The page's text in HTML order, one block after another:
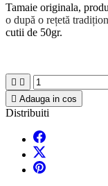
Tamaie originala,
o după o rețetă
cutii de 50gr.
 
 Adauga in cos
Distribuiti